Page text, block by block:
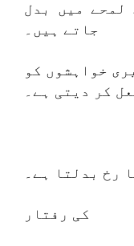
لمحے میں بدل
جاتے ہیں۔
خواہشوں کو
کر دیتی ہے۔
رخ بدلتا ہے۔
کی رفتار